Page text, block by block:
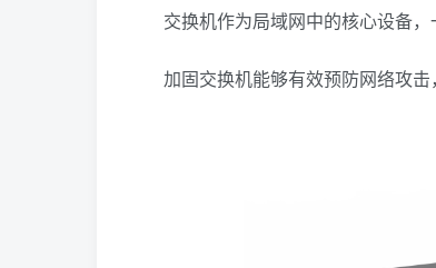
交换机作为局域网中的核心设备
加固交换机能够有效预防网络攻击